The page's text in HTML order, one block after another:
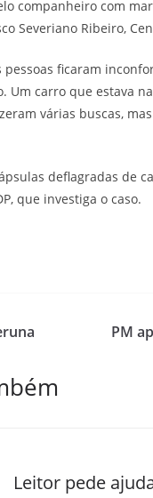
companheiro com
Severiano Ribeiro,
ficaram
Um carro que estava
várias buscas,
deflagradas de
que investiga o caso.
PM
Leitor pede